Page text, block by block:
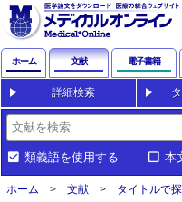
ホーム 文献 電子書籍
詳細検索
類義語を使用する 本
ホーム 文献
タイトルで